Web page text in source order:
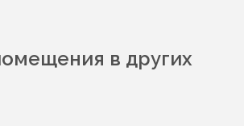
в других